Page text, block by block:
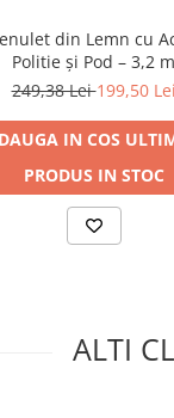
din Lemn cu
Politie și Pod – 3,2 m
249,38 Lei199,50 Lei
IN COS
PRODUS IN STOC
ALTI